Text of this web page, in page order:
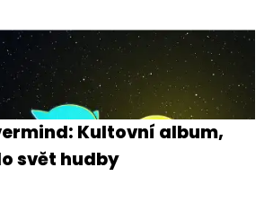
Kultovní album,
svět hudby